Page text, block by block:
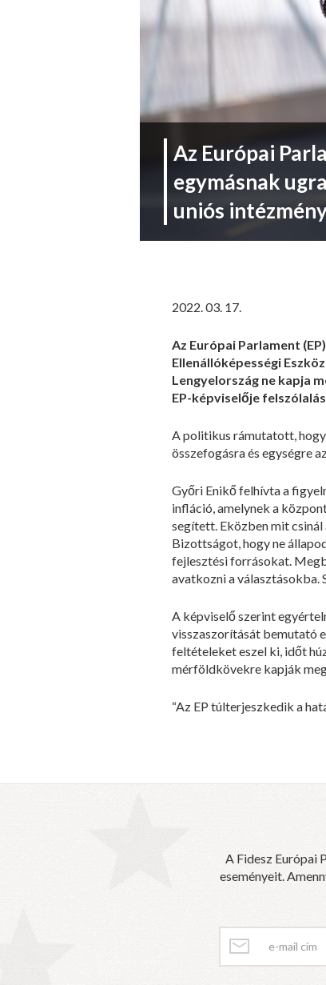
Az Európai
egymásnak
uniós
2022. 03. 17.
Az Európai Parlament
Ellenállóképességi
Lengyelország ne kapja
EP-képviselője
A politikus rámutatott, hogy
összefogásra és egységre
Győri Enikő felhívta a
infláció, amelynek a
segített. Eközben mit csinál
Bizottságot, hogy ne
fejlesztési forrásokat.
avatkozni a választásokba.
A képviselő szerint
visszaszorítását bemutató
feltételeket eszel ki, időt
mérföldkövekre kapják
“Az EP túlterjeszkedik a
A Fidesz Európai
eseményeit.